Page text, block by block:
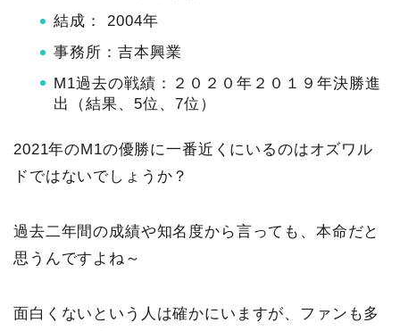
結成： 2004年
事務所：吉本興業
M1過去の戦績：２０２０年２０１９年決勝進
出（結果、5位、7位）
2021年のM1の優勝に一番近くにいるのはオズワル
ドではないでしょうか？
過去二年間の成績や知名度から言っても、本命だと
思うんですよね～
面白くないという人は確かにいますが、ファンも多